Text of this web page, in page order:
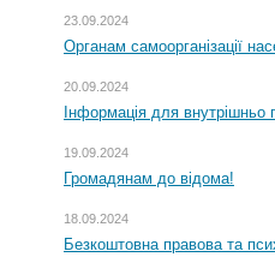
23.09.2024
Органам самоорганізації
20.09.2024
Інформація для внутрішньо
19.09.2024
Громадянам до відома!
18.09.2024
Безкоштовна правова та